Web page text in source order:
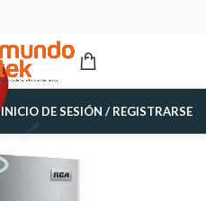
INICIO DE SESIÓN / REGISTRARSE